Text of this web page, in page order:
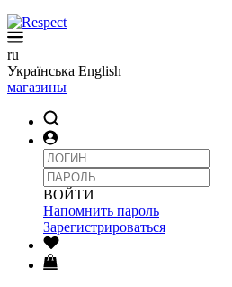
ru
Українська English
магазины
ВОЙТИ
Напомнить пароль
Зарегистрироваться